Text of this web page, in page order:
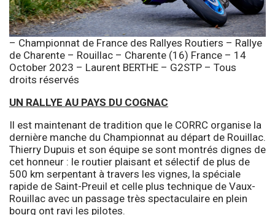
– Championnat de France des Rallyes Routiers – Rallye
de Charente – Rouillac – Charente (16) France – 14
October 2023 – Laurent BERTHE – G2STP – Tous
droits réservés
UN RALLYE AU PAYS DU COGNAC
Il est maintenant de tradition que le CORRC organise la
dernière manche du Championnat au départ de Rouillac.
Thierry Dupuis et son équipe se sont montrés dignes de
cet honneur : le routier plaisant et sélectif de plus de
500 km serpentant à travers les vignes, la spéciale
rapide de Saint-Preuil et celle plus technique de Vaux-
Rouillac avec un passage très spectaculaire en plein
bourg ont ravi les pilotes.